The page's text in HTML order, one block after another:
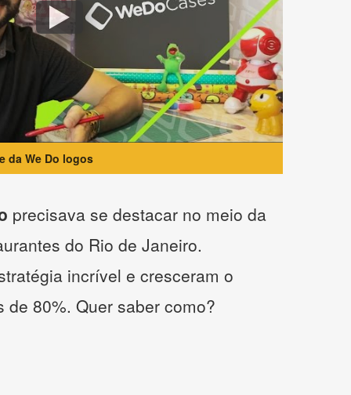
da We Do logos
precisava se destacar no meio da
do Rio de Janeiro.
incrível e cresceram o
de 80%. Quer saber como?